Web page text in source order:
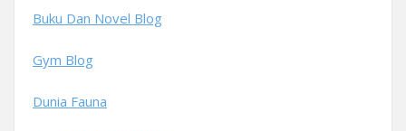
Buku Dan Novel Blog
Gym Blog
Dunia Fauna